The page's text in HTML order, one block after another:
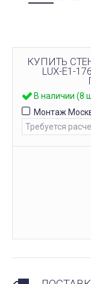
КУПИТЬ
LUX-E1-
В наличии (8
Монтаж